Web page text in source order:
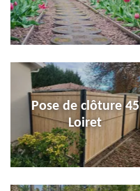
Pose de clôture 45
Loiret